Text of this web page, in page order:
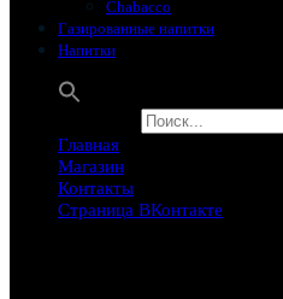
Chabacco
Газированные напитки
Напитки
Главная
Магазин
Контакты
Страница ВКонтакте